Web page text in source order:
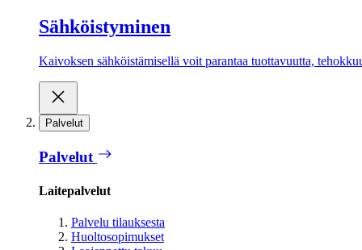
Sähköistyminen
Kaivoksen sähköistämisellä voit parantaa tuottavuutta,
Palvelut
Palvelut
Laitepalvelut
Palvelu tilauksesta
Huoltosopimukset